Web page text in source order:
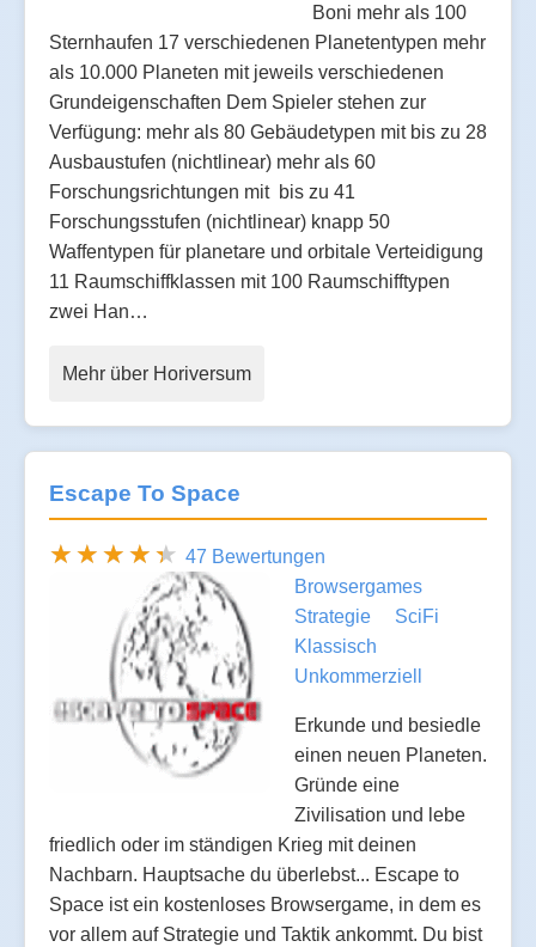
Boni mehr als 100
Sternhaufen 17 verschiedenen Planetentypen mehr
als 10.000 Planeten mit jeweils verschiedenen
Grundeigenschaften Dem Spieler stehen zur
Verfügung: mehr als 80 Gebäudetypen mit bis zu 28
Ausbaustufen (nichtlinear) mehr als 60
Forschungsrichtungen mit bis zu 41
Forschungsstufen (nichtlinear) knapp 50
Waffentypen für planetare und orbitale Verteidigung
11 Raumschiffklassen mit 100 Raumschifftypen
zwei Han…
Mehr über Horiversum
Escape To Space
47 Bewertungen
Browsergames
Strategie
SciFi
Klassisch
Unkommerziell
Erkunde und besiedle
einen neuen Planeten.
Gründe eine
Zivilisation und lebe
friedlich oder im ständigen Krieg mit deinen
Nachbarn. Hauptsache du überlebst... Escape to
Space ist ein kostenloses Browsergame, in dem es
vor allem auf Strategie und Taktik ankommt. Du bist